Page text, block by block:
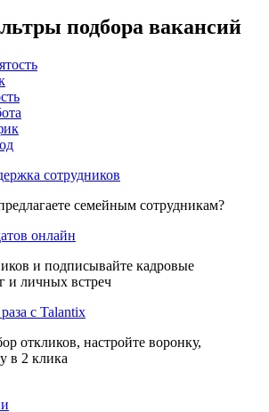
подбора вакансий
сотрудников
семейным сотрудникам?
онлайн
и подписывайте кадровые
и личных встреч
с Talantix
откликов, настройте воронку,
в 2 клика